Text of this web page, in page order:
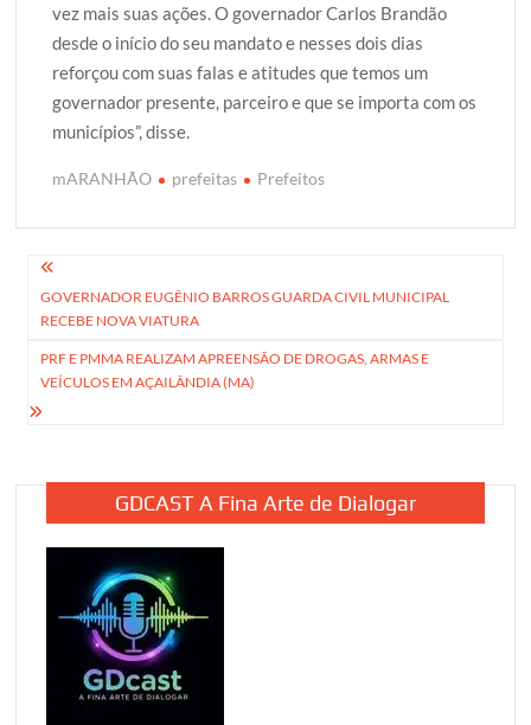
vez mais suas ações. O governador Carlos Brandão
desde o início do seu mandato e nesses dois dias
reforçou com suas falas e atitudes que temos um
governador presente, parceiro e que se importa com os
municípios”, disse.
mARANHÃO prefeitas Prefeitos
Navegação
de
Post
GOVERNADOR EUGÊNIO BARROS GUARDA CIVIL MUNICIPAL
RECEBE NOVA VIATURA
PRF E PMMA REALIZAM APREENSÃO DE DROGAS, ARMAS E
VEÍCULOS EM AÇAILÂNDIA (MA)
GDCAST A Fina Arte de Dialogar